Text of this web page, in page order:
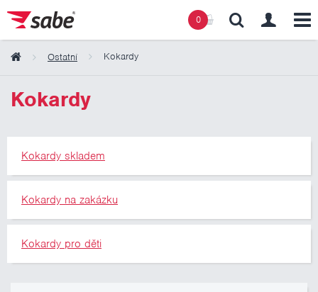
0
Ostatní Kokardy
Kokardy
Kokardy skladem
Kokardy na zakázku
Kokardy pro děti
Obsah košíku